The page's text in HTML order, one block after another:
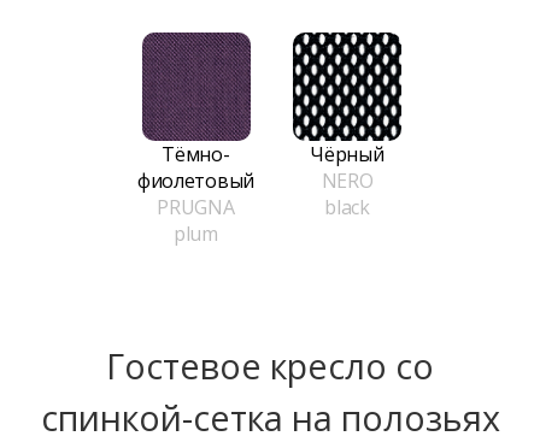
Тёмно-
фиолетовый
PRUGNA
plum
Чёрный
NERO
black
Гостевое кресло со
спинкой-сетка на полозьях